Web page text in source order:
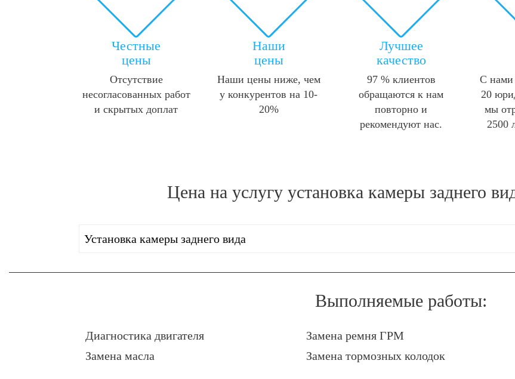
Честные
цены
Отсутствие
несогласованных работ
и скрытых доплат
Наши
цены
Наши цены ниже, чем
у конкурентов на 10-
20%
Лучшее
качество
97 % клиентов
обращаются к нам
повторно и
рекомендуют нас.
С нами
20
мы
2500
Цена на услугу установка камеры заднего
Установка камеры заднего вида
Выполняемые работы:
Диагностика двигателя Замена ремня ГРМ
Замена масла
Замена тормозных колодок